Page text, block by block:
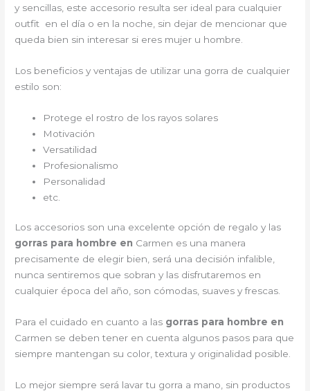
y sencillas, este accesorio resulta ser ideal para cualquier
outfit en el día o en la noche, sin dejar de mencionar que
queda bien sin interesar si eres mujer u hombre.
Los beneficios y ventajas de utilizar una gorra de cualquier
estilo son:
Protege el rostro de los rayos solares
Motivación
Versatilidad
Profesionalismo
Personalidad
etc.
Los accesorios son una excelente opción de regalo y las
gorras para hombre en Carmen es una manera
precisamente de elegir bien, será una decisión infalible,
nunca sentiremos que sobran y las disfrutaremos en
cualquier época del año, son cómodas, suaves y frescas.
Para el cuidado en cuanto a las gorras para hombre en
Carmen se deben tener en cuenta algunos pasos para que
siempre mantengan su color, textura y originalidad posible.
Lo mejor siempre será lavar tu gorra a mano, sin productos